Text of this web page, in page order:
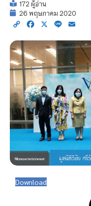
172 ผู้อ่าน
26 พฤษภาคม 2020
Copy Facebook
X Line
Download